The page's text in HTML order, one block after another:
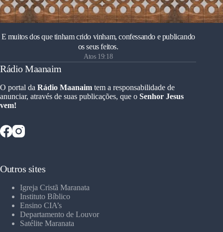
E muitos dos que tinham crido vinham, confessando e publicando
os seus feitos.
Atos 19:18
Rádio Maanaim
O portal da Rádio Maanaim tem a responsabilidade de
anunciar, através de suas publicações, que o Senhor Jesus
vem!
Outros sites
Igreja Cristã Maranata
Instituto Bíblico
Ensino CIA’s
Departamento de Louvor
Satélite Maranata